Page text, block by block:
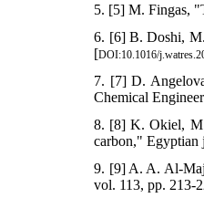
5. [5] M. Fingas,
6. [6] B. Doshi,
[DOI:10.1016/
7. [7] D.
Chemical
8. [8] K. Okiel, M.
carbon," Egyptian
9. [9] A. A. Al-
vol. 113, pp. 213-